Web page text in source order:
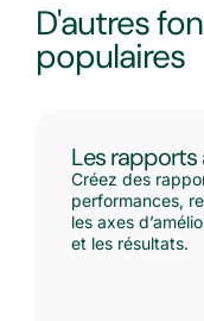
D'autres
populaires
Les rapports
Créez des
performances,
les axes
et les résultats.